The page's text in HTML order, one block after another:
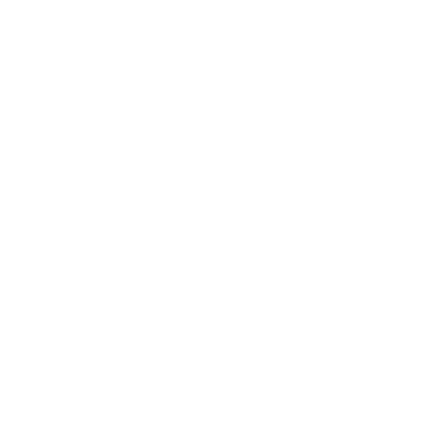
ezt az egyetlen dolog kell reggel egy pohár vizbe
ezt az egyetlen dolog kell